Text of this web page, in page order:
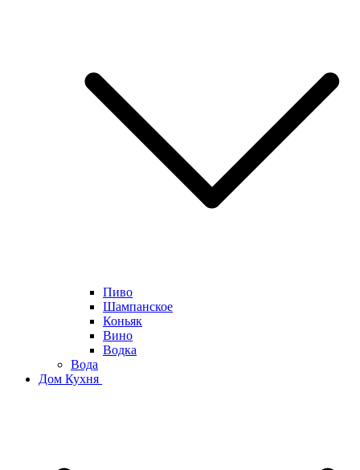
Пиво
Шампанское
Коньяк
Вино
Водка
Вода
Дом Кухня